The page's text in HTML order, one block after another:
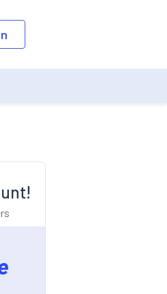
list will be updated as per the